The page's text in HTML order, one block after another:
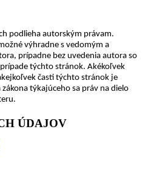
podlieha autorským právam.
výhradne s vedomým a
prípadne bez uvedenia autora so
týchto stránok. Akékoľvek
časti týchto stránok je
týkajúceho sa práv na dielo
ÚDAJOV